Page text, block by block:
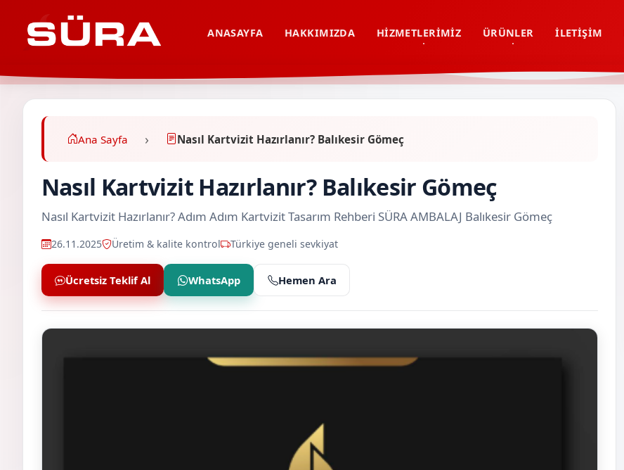
ANASAYFA HAKKIMIZDA HIZMETLERIMIZ ÜRÜNLER İLETIŞIM
Ana Sayfa Nasıl Kartvizit Hazırlanır? Balıkesir Gömeç
Nasıl Kartvizit Hazırlanır? Balıkesir Gömeç
Nasıl Kartvizit Hazırlanır? Adım Adım Kartvizit Tasarım Rehberi SÜRA AMBALAJ Balıkesir Gömeç
26.11.2025 Üretim & kalite kontrol Türkiye geneli sevkiyat
Ücretsiz Teklif Al WhatsApp Hemen Ara